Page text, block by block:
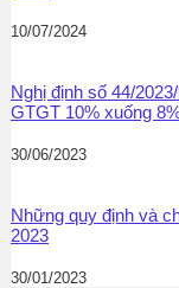
10/07/2024
Nghị định số 44/
GTGT 10% xuống
30/06/2023
Những quy định và
2023
30/01/2023